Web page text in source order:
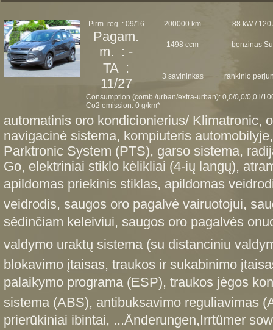
Pirm. reg. : 09/16 200000 km 88 kW / 120
Pagam.
m. : -
1498 ccm benzinas
TA :
11/27
3 savininkas rankinio
Consumption (comb./urban/extra-urban): 0,0/0,0/0,0 l/
Co2 emission: 0 g/km*
automatinis oro kondicionierius/ Klimatronic,
navigacinė sistema, kompiuteris
Parktronic System (PTS), garso sistema,
Go, elektriniai stiklo kėlikliai (4-ių langų),
apildomas priekinis stiklas, apildomas
veidrodis, saugos oro pagalvė vairuotojui,
sėdinčiam keleiviui, saugos oro pagalvės
valdymo uraktų sistema (su distanciniu
blokavimo įtaisas, traukos ir sukabinimo
palaikymo programa (ESP), traukos jėgos
sistema (ABS), antibuksavimo reguliavimas
prierūkiniai ibintai, ...Änderungen,Irrtümer